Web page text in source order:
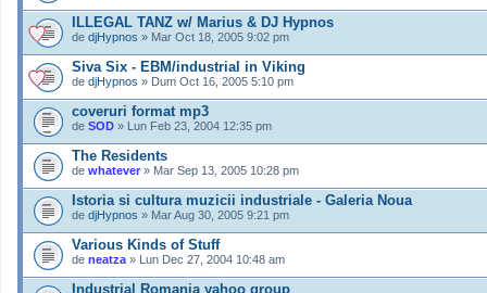
ILLEGAL TANZ w/ Marius & DJ Hypnos
de djHypnos » Mar Oct 18, 2005 9:02 pm
Siva Six - EBM/industrial in Viking
de djHypnos » Dum Oct 16, 2005 5:10 pm
coveruri format mp3
de SOD » Lun Feb 23, 2004 12:35 pm
The Residents
de whatever » Mar Sep 13, 2005 10:28 pm
Istoria si cultura muzicii industriale - Galeria Noua
de djHypnos » Mar Aug 30, 2005 9:21 pm
Various Kinds of Stuff
de neatza » Lun Dec 27, 2004 10:48 am
Industrial Romania yahoo group